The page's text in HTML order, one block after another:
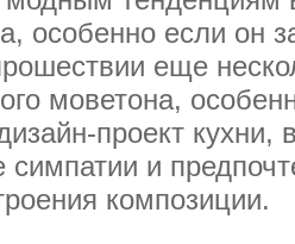
особенно если он
еще
моветона,
проект
симпатии и
композиции.